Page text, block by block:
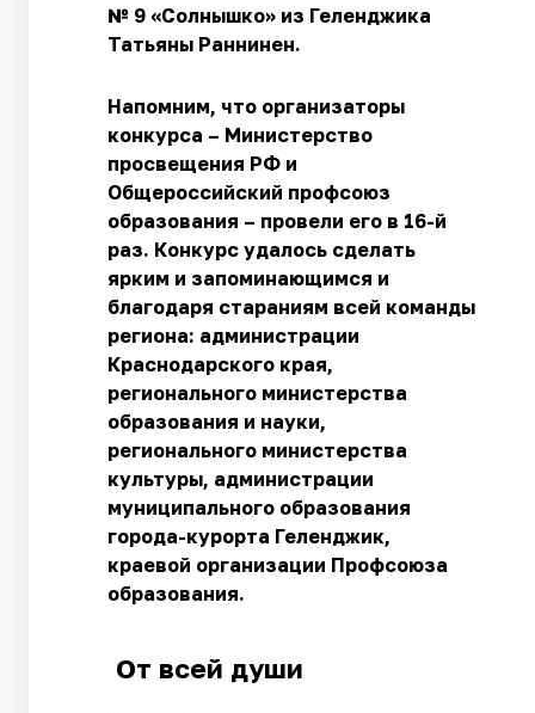
№ 9 «Солнышко» из Геленджика
Татьяны Раннинен.
Напомним, что организаторы
конкурса – Министерство
просвещения РФ и
Общероссийский профсоюз
образования – провели его в 16-й
раз. Конкурс удалось сделать
ярким и запоминающимся и
благодаря стараниям всей команды
региона: администрации
Краснодарского края,
регионального министерства
образования и науки,
регионального министерства
культуры, администрации
муниципального образования
города-курорта Геленджик,
краевой организации Профсоюза
образования.
От всей души